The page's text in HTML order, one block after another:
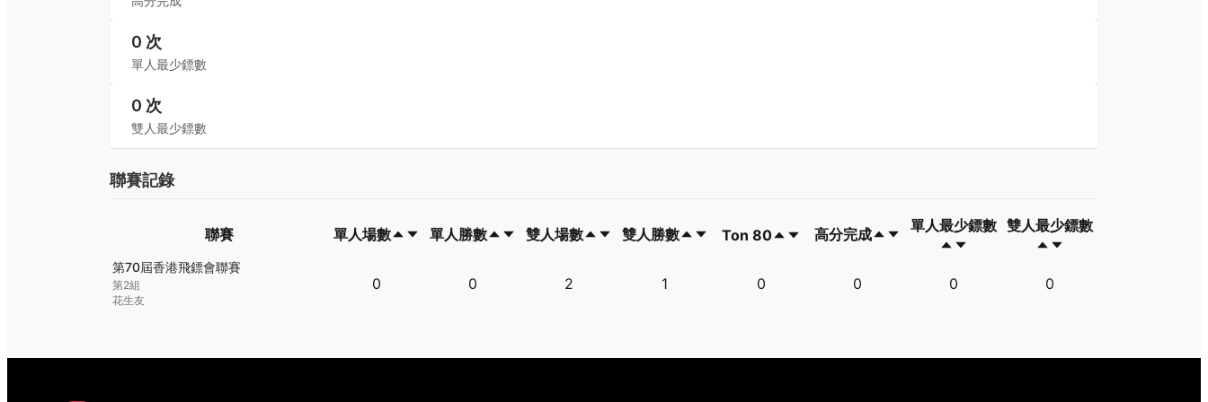
0 次
單人最少鏢數
0 次
雙人最少鏢數
聯賽記錄
聯賽 單人場數 單人勝數 雙人場數 雙人勝數 Ton 80 高分完成 單人最少鏢數 雙人最少鏢數
聯賽
第70屆香港飛鏢會聯賽
第2組
花生友
0 0 2 1 0 0 0 0